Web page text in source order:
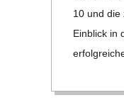
S
C
10 und die
Ein­blick in